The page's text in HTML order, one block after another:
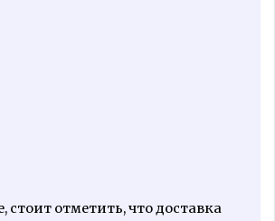
стоит отметить, что доставка